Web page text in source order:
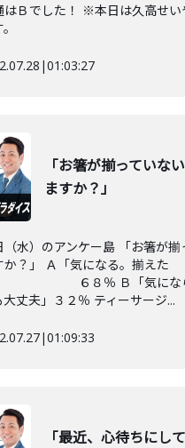
はＢでした！ ※本日は久高せい
|01:03:27
「お箸が揃っていな
ますか？」
（水）のアンケー島 「お箸が
か？」 Ａ「気になる。揃えた
％ Ｂ「気にならな
丈夫」３２％ ティーサージ...
|01:09:33
「最近、心待ちにし